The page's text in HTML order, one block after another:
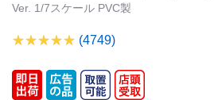
Ver. 1/7スケール PVC製
(4749)